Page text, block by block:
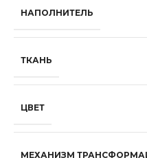
НАПОЛНИТЕЛЬ
ТКАНЬ
ЦВЕТ
МЕХАНИЗМ